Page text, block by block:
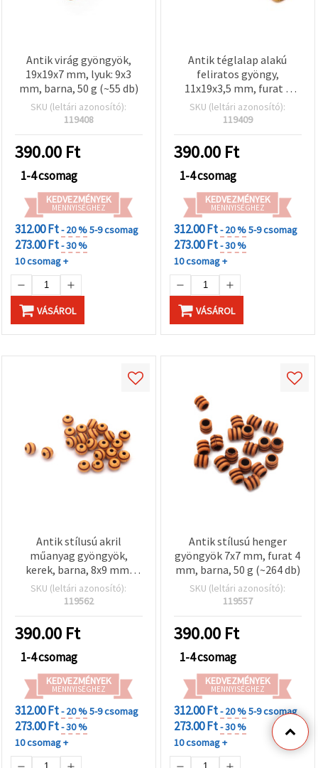
Antik virág gyöngyök,
19x19x7 mm, lyuk: 9x3
mm, barna, 50 g (~55 db)
SKU (leltári azonosító):
119408
390.00 Ft
1-4 csomag
KEDVEZMÉNYEK
MENNYISÉGHEZ
312.00 Ft- 20 %5-9 csomag
273.00 Ft- 30 %
10 csomag +
VÁSÁROL
Antik téglalap alakú
feliratos gyöngy,
11x19x3,5 mm, furat 2
mm, barna – 50 g (kb. 81
db)
SKU (leltári azonosító):
119409
390.00 Ft
1-4 csomag
KEDVEZMÉNYEK
MENNYISÉGHEZ
312.00 Ft- 20 %5-9 csomag
273.00 Ft- 30 %
10 csomag +
VÁSÁROL
Antik stílusú akril
műanyag gyöngyök,
kerek, barna, 8x9 mm,
furat 2,5 mm, 50 g (~105
db)
SKU (leltári azonosító):
119562
390.00 Ft
1-4 csomag
KEDVEZMÉNYEK
MENNYISÉGHEZ
312.00 Ft- 20 %5-9 csomag
273.00 Ft- 30 %
10 csomag +
Antik stílusú henger
gyöngyök 7x7 mm, furat 4
mm, barna, 50 g (~264 db)
SKU (leltári azonosító):
119557
390.00 Ft
1-4 csomag
KEDVEZMÉNYEK
MENNYISÉGHEZ
312.00 Ft- 20 %5-9 csomag
273.00 Ft- 30 %
10 csomag +